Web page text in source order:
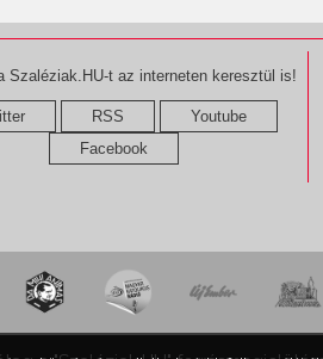
Szaléziak.HU-t az interneten keresztül is!
RSS
Youtube
Facebook